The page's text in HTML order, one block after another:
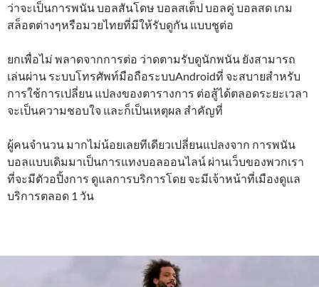
ว่าจะเป็นการพนัน บอลสันโดษ บอลสเต็ป บอลคู่ บอลสด เกม
สล็อตต่างๆหรือมวยไทยที่มีให้รับดูกัน แบบชูต่อ
ยกเพื่อไม่ พลาดจากการต่อ ว่าดตามรับดูนักพนัน ยังสามารถ
เล่นผ่าน ระบบโทรศัพท์มือถือระบบAndroidที่ จะสบายสำหรับ
การใช้การเปลี่ยน แปลงของตารางการ ต่อสู้ได้ตลอดระยะเวลา
จะเป็นความชอบใจ และก็เป็นเหตุผล สำคัญที่
ผู้คนจำนวน มากไม่น้อยเลยทีเดียวเปลี่ยนแปลงจาก การพนัน
บอลแบบเดิมมาเป็นการแทงบอลออนไลน์ ผ่านเว็บของพวกเรา
ที่จะมีตัวอปิ้งการ ดูแลการบริการโดย จะมีเจ้าหน้าที่เมืองดูแล
บริการตลอด 1 วัน